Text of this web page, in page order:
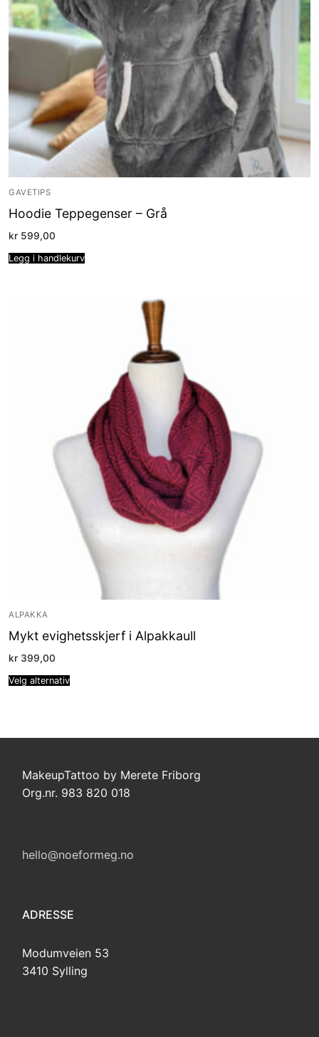
GAVETIPS
Hoodie Teppegenser – Grå
kr 599,00
Legg i handlekurv
ALPAKKA
Mykt evighetsskjerf i Alpakkaull
kr 399,00
Velg alternativ
MakeupTattoo by Merete Friborg
Org.nr. 983 820 018
hello@noeformeg.no
ADRESSE
Modumveien 53
3410 Sylling